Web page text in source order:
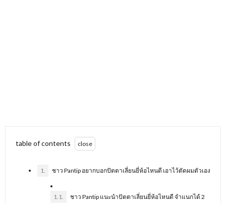
table of contents
1. ชาว Pantip อยากบอกปัตตาเลี่ยนยี่ห้อไหนดี เอาไว้ตัดผมตัวเอง
1.1.
ชาว Pantip แนะนำปัตตาเลี่ยนยี่ห้อไหนดี จำแนกได้ 2